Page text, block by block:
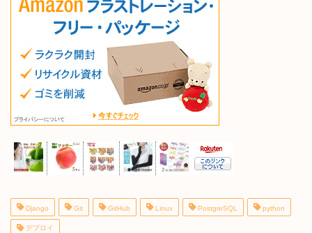
Django Git GitHub Linux PostgreSQL python
デプロイ